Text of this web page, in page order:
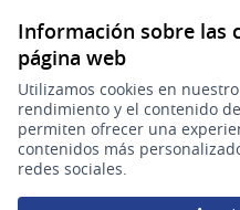
Información sobre las
página web
Utilizamos cookies en
rendimiento y el contenido
permiten ofrecer una
contenidos más
redes sociales.
Sitio oficial de la